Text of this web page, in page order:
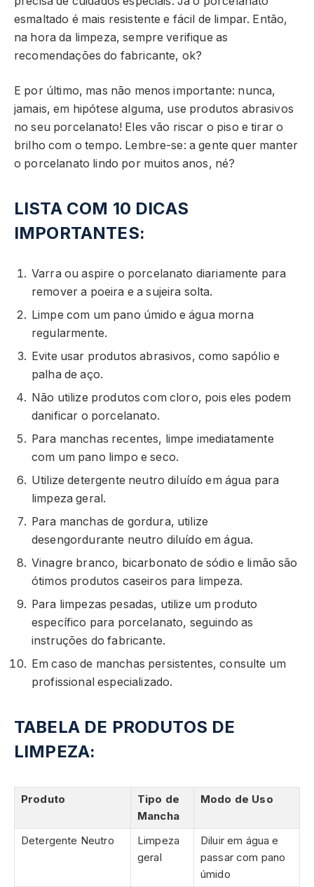
esmaltado é mais resistente e fácil de limpar. Então,
na hora da limpeza, sempre verifique as
recomendações do fabricante, ok?
E por último, mas não menos importante: nunca,
jamais, em hipótese alguma, use produtos abrasivos
no seu porcelanato! Eles vão riscar o piso e tirar o
brilho com o tempo. Lembre-se: a gente quer manter
o porcelanato lindo por muitos anos, né?
LISTA COM 10 DICAS
IMPORTANTES:
Varra ou aspire o porcelanato diariamente para
remover a poeira e a sujeira solta.
Limpe com um pano úmido e água morna
regularmente.
Evite usar produtos abrasivos, como sapólio e
palha de aço.
Não utilize produtos com cloro, pois eles podem
danificar o porcelanato.
Para manchas recentes, limpe imediatamente
com um pano limpo e seco.
Utilize detergente neutro diluído em água para
limpeza geral.
Para manchas de gordura, utilize
desengordurante neutro diluído em água.
Vinagre branco, bicarbonato de sódio e limão são
ótimos produtos caseiros para limpeza.
Para limpezas pesadas, utilize um produto
específico para porcelanato, seguindo as
instruções do fabricante.
Em caso de manchas persistentes, consulte um
profissional especializado.
TABELA DE PRODUTOS DE
LIMPEZA:
Produto
Tipo de
Mancha
Modo de Uso
Detergente Neutro
Limpeza
geral
Diluir em água e
passar com pano
úmido